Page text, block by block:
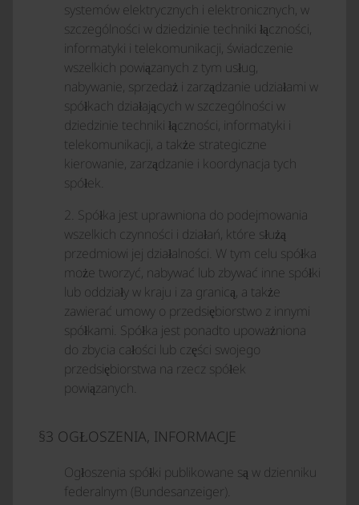
systemów elektrycznych i elektronicznych, w
szczególności w dziedzinie techniki łączności,
informatyki i telekomunikacji, świadczenie
wszelkich powiązanych z tym usług,
nabywanie, sprzedaż i zarządzanie udziałami w
spółkach działających w szczególności w
dziedzinie techniki łączności, informatyki i
telekomunikacji, a także strategiczne
kierowanie, zarządzanie i koordynacja tych
spółek.
2. Spółka jest uprawniona do podejmowania
wszelkich czynności i działań, które służą
przedmiowi jej działalności. W tym celu spółka
może tworzyć, nabywać lub zbywać inne spółki
lub oddziały w kraju i za granicą, a także
zawierać umowy o przedsiębiorstwo z innymi
spółkami. Spółka jest ponadto upoważniona
do zbycia całości lub części swojego
przedsiębiorstwa na rzecz spółek
powiązanych.
§3 OGŁOSZENIA, INFORMACJE
Ogłoszenia spółki publikowane są w dzienniku
federalnym (Bundesanzeiger).